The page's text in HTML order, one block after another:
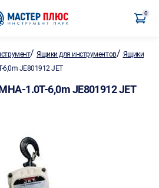
0
/Ящики для инструментов/ Ящики
6,0m JE801912 JET
1.0T-6,0m JE801912 JET